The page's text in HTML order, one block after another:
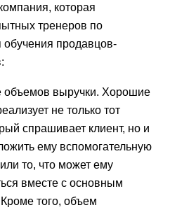
которая
тренеров по
продавцов-
объемов выручки. Хорошие
не только тот
спрашивает клиент, но и
ему вспомогательную
то, что может ему
вместе с основным
того, объем